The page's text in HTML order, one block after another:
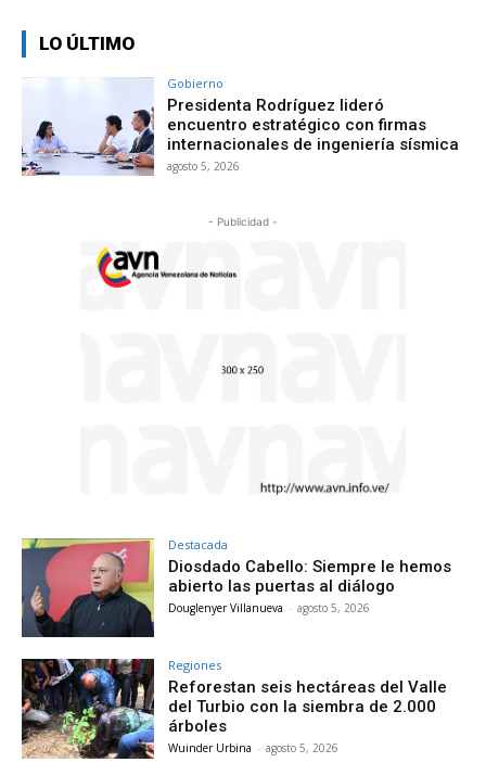
LO ÚLTIMO
Gobierno
Presidenta Rodríguez lideró
encuentro estratégico con firmas
internacionales de ingeniería sísmica
agosto 5, 2026
- Publicidad -
Destacada
Diosdado Cabello: Siempre le hemos
abierto las puertas al diálogo
Douglenyer Villanueva - agosto 5, 2026
Regiones
Reforestan seis hectáreas del Valle
del Turbio con la siembra de 2.000
árboles
Wuinder Urbina - agosto 5, 2026